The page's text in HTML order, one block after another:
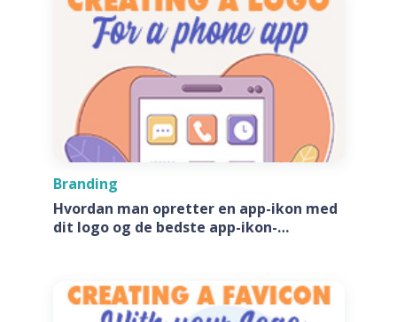
Branding
Hvordan man opretter en app-ikon med
dit logo og de bedste app-ikon-